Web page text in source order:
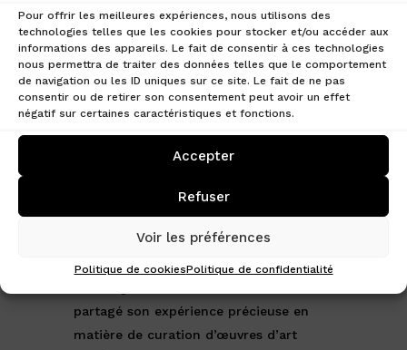
Pour offrir les meilleures expériences, nous utilisons des
technologies telles que les cookies pour stocker et/ou accéder aux
informations des appareils. Le fait de consentir à ces technologies
nous permettra de traiter des données telles que le comportement
de navigation ou les ID uniques sur ce site. Le fait de ne pas
consentir ou de retirer son consentement peut avoir un effet
négatif sur certaines caractéristiques et fonctions.
Accepter
Refuser
Voir les préférences
Politique de cookiesPolitique de confidentialité
secteur :
John Karp, Président de la NFT
FACTORY PARIS.
Il a partagé ses
connaissances sur l’importance des NFT
dans le monde de l’art numérique et
a éclairé l’audience sur les implications
fiscales entourant les cryptomonnaies
et les NFT.
Brian Beccafico, spécialiste NFT pour
partagé son expérience précieuse en
matière de curation d’œuvres d’art